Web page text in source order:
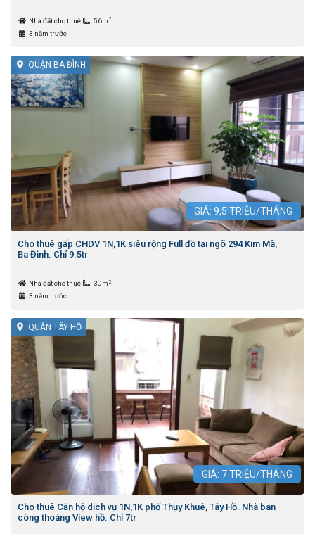
Nhà đất cho thuê 56m 2
3 năm trước
QUẬN BA ĐÌNH
GIÁ: 9,5 TRIỆU/THÁNG
Cho thuê gấp CHDV 1N,1K siêu rộng Full đồ tại ngõ 294 Kim Mã,
Ba Đình. Chỉ 9.5tr
Nhà đất cho thuê 30m 2
3 năm trước
QUẬN TÂY HỒ
GIÁ: 7TRIỆU/THÁNG
Cho thuê Căn hộ dịch vụ 1N,1K phố Thụy Khuê, Tây Hồ. Nhà ban
công thoáng View hồ. Chỉ 7tr